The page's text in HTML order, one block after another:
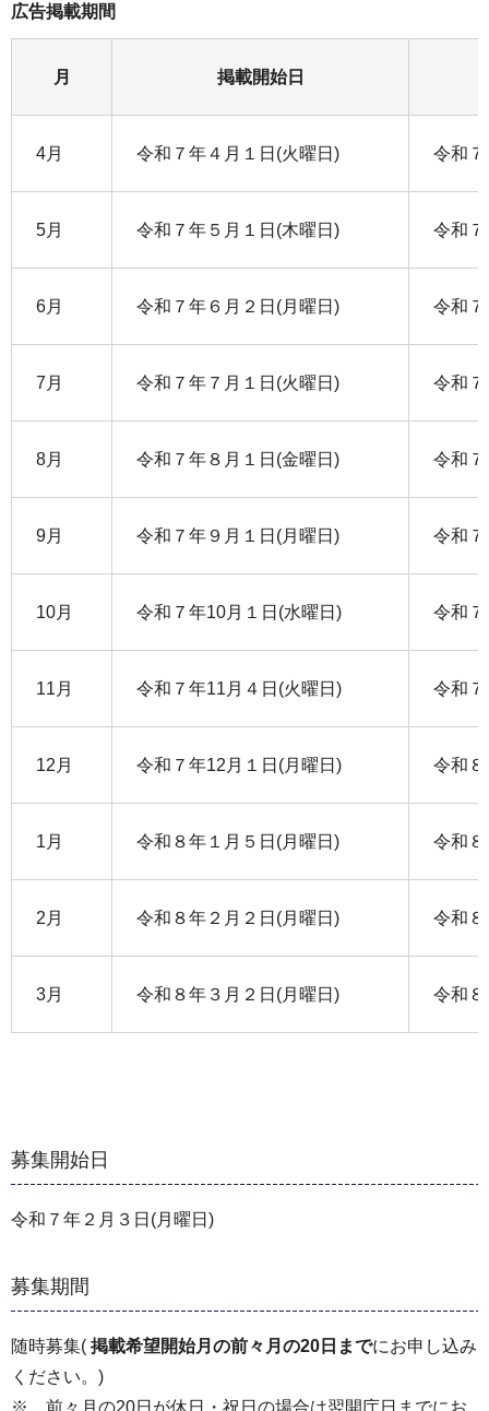
広告掲載期間
月 掲載開始日
4月 令和７年４月１日(火曜日) 令和
5月 令和７年５月１日(木曜日) 令和
6月 令和７年６月２日(月曜日) 令和
7月 令和７年７月１日(火曜日) 令和
8月 令和７年８月１日(金曜日) 令和
9月 令和７年９月１日(月曜日) 令和
10月 令和７年10月１日(水曜日) 令和
11月 令和７年11月４日(火曜日) 令和
12月 令和７年12月１日(月曜日) 令和
1月 令和８年１月５日(月曜日) 令和
2月 令和８年２月２日(月曜日) 令和
3月 令和８年３月２日(月曜日) 令和
募集開始日
令和７年２月３日(月曜日)
募集期間
随時募集( 掲載希望開始月の前々月の20日までにお申し込み
ください。)